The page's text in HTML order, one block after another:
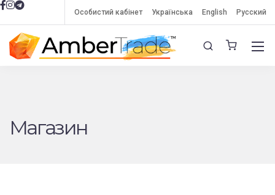
Особистий кабінет Українська English Русский
Магазин